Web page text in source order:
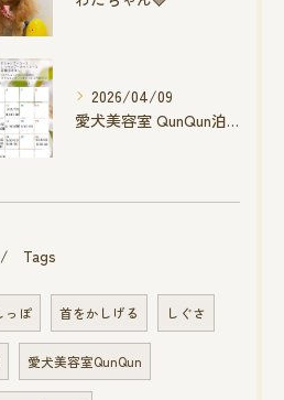
2026/04/09
愛犬美容室 QunQun泊店 4月空き状況です
Tags
っぽ 首をかしげる しぐさ
愛犬美容室QunQun